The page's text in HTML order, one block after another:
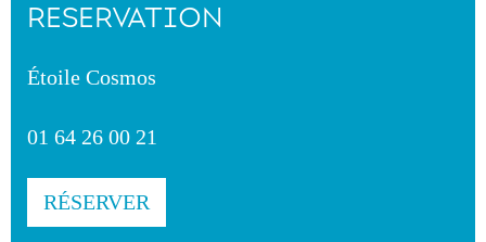
RESERVATION
Étoile Cosmos
01 64 26 00 21
RÉSERVER